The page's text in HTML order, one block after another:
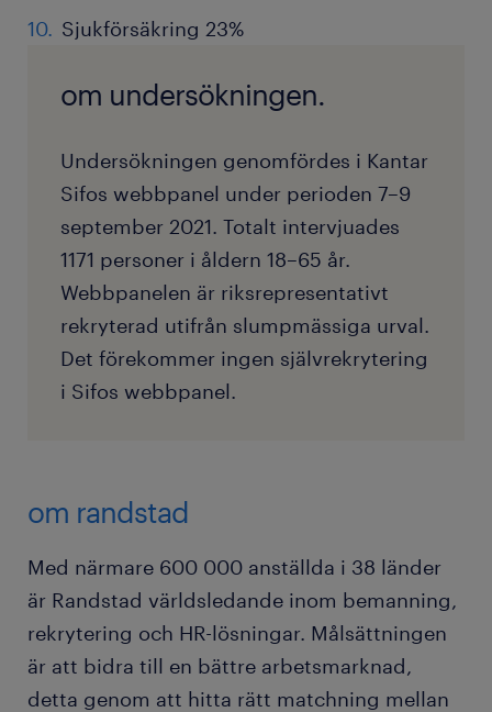
Sjukförsäkring 23%
om undersökningen.
Undersökningen genomfördes i Kantar
Sifos webbpanel under perioden 7–9
september 2021. Totalt intervjuades
1171 personer i åldern 18–65 år.
Webbpanelen är riksrepresentativt
rekryterad utifrån slumpmässiga urval.
Det förekommer ingen självrekrytering
i Sifos webbpanel.
om randstad
Med närmare 600 000 anställda i 38 länder
är Randstad världsledande inom bemanning,
rekrytering och HR-lösningar. Målsättningen
är att bidra till en bättre arbetsmarknad,
detta genom att hitta rätt matchning mellan